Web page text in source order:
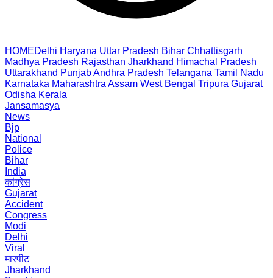
HOMEDelhi Haryana Uttar Pradesh Bihar Chhattisgarh
Madhya Pradesh Rajasthan Jharkhand Himachal Pradesh
Uttarakhand PunjabAndhra Pradesh Telangana Tamil Nadu
Karnataka Maharashtra Assam West Bengal Tripura Gujarat
Odisha Kerala
Jansamasya
News
Bjp
National
Police
Bihar
India
कांग्रेस
Gujarat
Accident
Congress
Modi
Delhi
Viral
मारपीट
Jharkhand